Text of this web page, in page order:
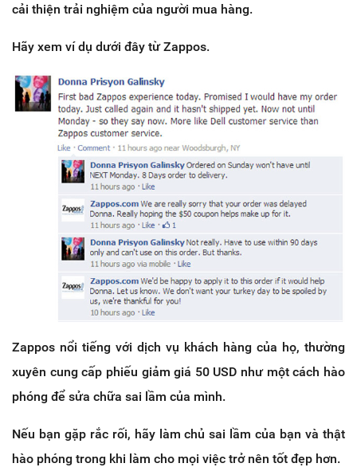
cải thiện trải nghiệm của người mua hàng.
Hãy xem ví dụ dưới đây từ Zappos.
Zappos nổi tiếng với dịch vụ khách hàng của họ, thường
xuyên cung cấp phiếu giảm giá 50 USD như một cách hào
phóng để sửa chữa sai lầm của mình.
Nếu bạn gặp rắc rối, hãy làm chủ sai lầm của bạn và thật
hào phóng trong khi làm cho mọi việc trở nên tốt đẹp hơn.